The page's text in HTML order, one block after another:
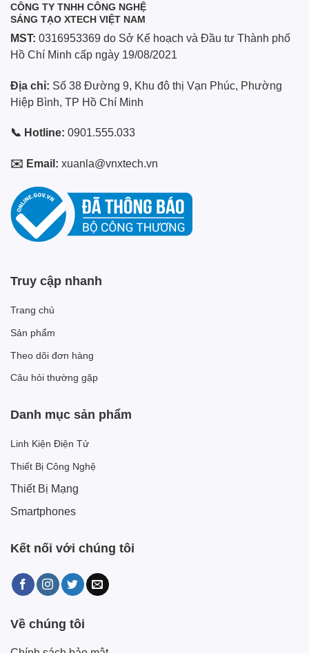
CÔNG TY TNHH CÔNG NGHỆ
SÁNG TẠO XTECH VIỆT NAM
MST: 0316953369 do Sở Kế hoạch và Đầu tư Thành phố
Hồ Chí Minh cấp ngày 19/08/2021
Địa chỉ: Số 38 Đường 9, Khu đô thị Vạn Phúc, Phường
Hiệp Bình, TP Hồ Chí Minh
📞 Hotline: 0901.555.033
✉️ Email: xuanla@vnxtech.vn
Truy cập nhanh
Trang chủ
Sản phẩm
Theo dõi đơn hàng
Câu hỏi thường gặp
Danh mục sản phẩm
Linh Kiện Điện Tử
Thiết Bị Công Nghệ
Thiết Bị Mạng
Smartphones
Kết nối với chúng tôi
Về chúng tôi